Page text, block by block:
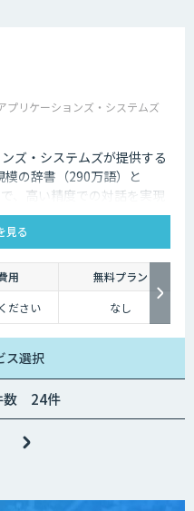
プリケーションズ・システムズ
ズ・システムズが提供する
の辞書（290万語）と
、高い精度での対話を実現
ドで登録、さらに利用状況
されており、自社で簡単に
見る
用
無料プラン
ださい なし
ス選択
数 24件